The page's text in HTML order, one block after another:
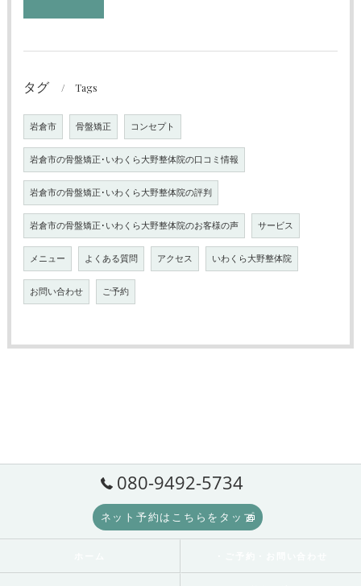
タグ Tags
岩倉市 骨盤矯正 コンセプト
岩倉市の骨盤矯正･いわくら大野整体院の口コミ情報
岩倉市の骨盤矯正･いわくら大野整体院の評判
岩倉市の骨盤矯正･いわくら大野整体院のお客様の声 サービス
メニュー よくある質問 アクセス いわくら大野整体院
お問い合わせ ご予約
080-9492-5734
ネット予約はこちらをタップ